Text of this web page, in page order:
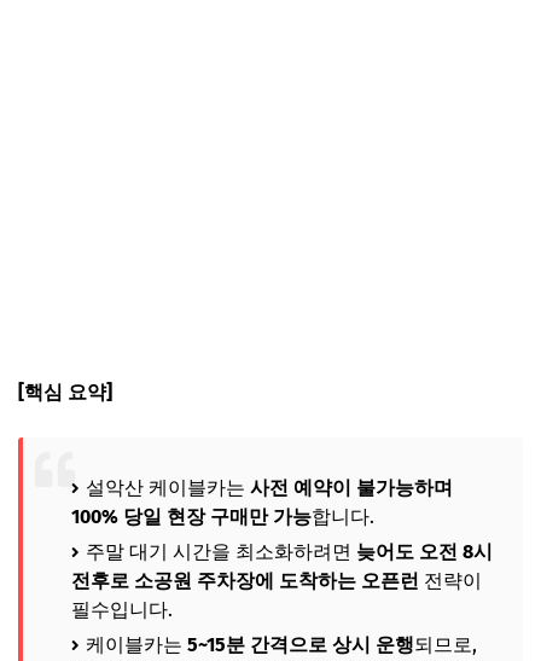
[핵심 요약]
설악산 케이블카는 사전 예약이 불가능하며
100% 당일 현장 구매만 가능합니다.
주말 대기 시간을 최소화하려면 늦어도 오전 8시
전후로 소공원 주차장에 도착하는 오픈런 전략이
필수입니다.
케이블카는 5~15분 간격으로 상시 운행되므로,